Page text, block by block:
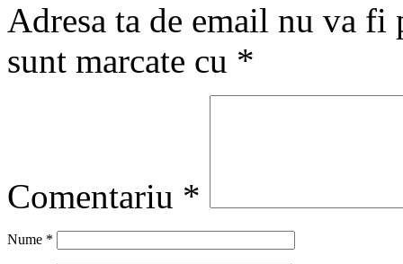
Adresa ta de email nu va fi
sunt marcate cu *
Comentariu *
Nume *